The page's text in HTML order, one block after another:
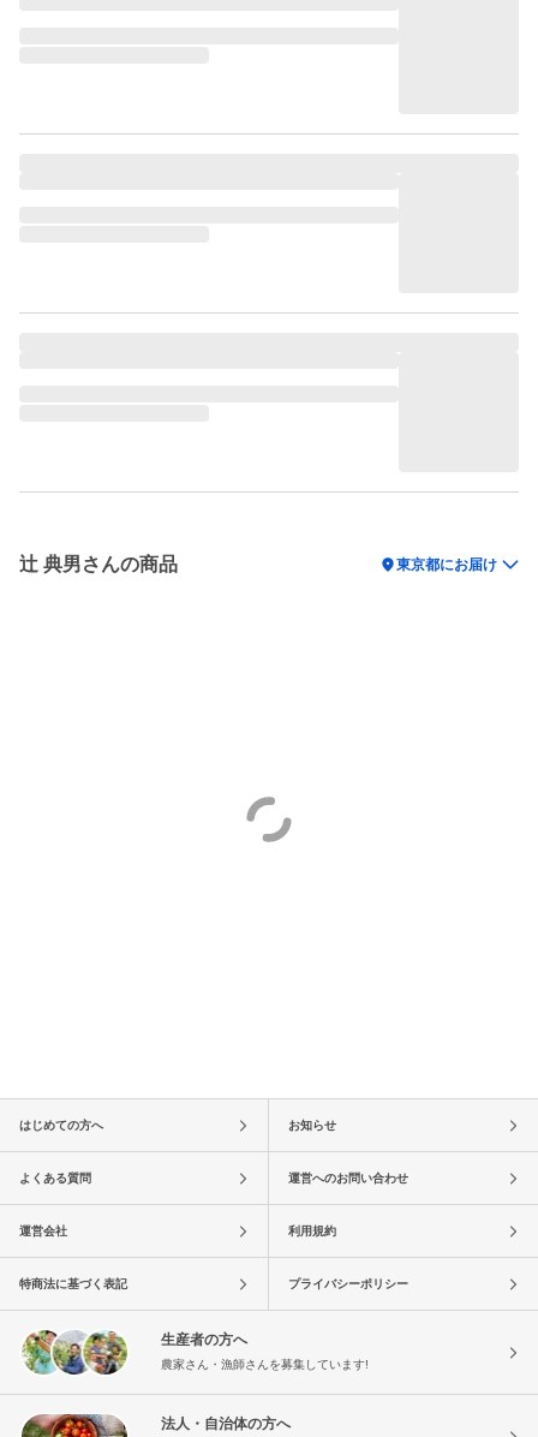
辻 典男さんの商品 location_on東京都にお届け
はじめての方へ お知らせ
よくある質問 運営へのお問い合わせ
運営会社 利用規約
特商法に基づく表記 プライバシーポリシー
生産者の方へ
農家さん・漁師さんを募集しています!
法人・自治体の方へ